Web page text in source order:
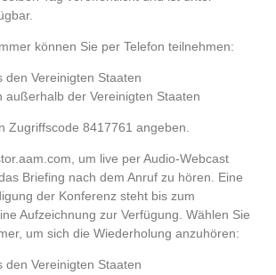
können Sie per Telefon teilnehmen:
den Vereinigten Staaten
außerhalb der Vereinigten Staaten
Zugriffscode 8417761 angeben.
um live per Audio-Webcast
Briefing nach dem Anruf zu hören. Eine
der Konferenz steht bis zum
Aufzeichnung zur Verfügung. Wählen Sie
um sich die Wiederholung anzuhören:
den Vereinigten Staaten